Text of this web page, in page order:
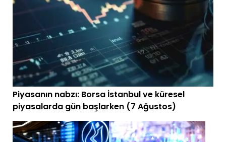
Piyasanın nabzı: Borsa İstanbul ve küresel
piyasalarda gün başlarken (7 Ağustos)